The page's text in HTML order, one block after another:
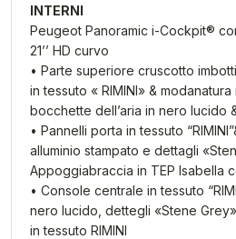
INTERNI
Peugeot Panoramic i-Cockpit®
21’’ HD curvo
• Parte superiore cruscotto
in tessuto « RIMINI» & modanatura
bocchette dell’aria in nero lucido
• Pannelli porta in tessuto
alluminio stampato e dettagli
Appoggiabraccia in TEP Isabella
• Console centrale in tessuto
nero lucido, dettegli «Stene
in tessuto RIMINI